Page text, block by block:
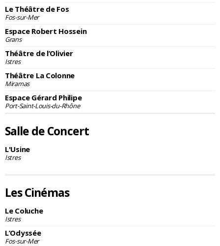
Le Théâtre de Fos
Fos-sur-Mer
Espace Robert Hossein
Grans
Théâtre de l’Olivier
Istres
Théâtre La Colonne
Miramas
Espace Gérard Philipe
Port-Saint-Louis-du-Rhône
Salle de Concert
L'Usine
Istres
Les Cinémas
Le Coluche
Istres
L’Odyssée
Fos-sur-Mer